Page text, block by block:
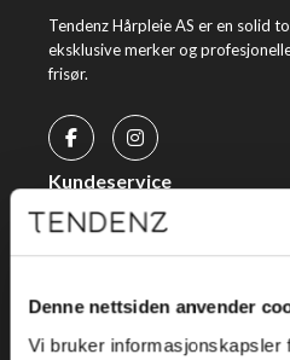
Denne nettsiden anvender
Vi bruker informasjonskapsler
Tendenz Hårpleie AS er en solid
eksklusive merker og
frisør.
Kundeservice
Kjøpsvilkår
Personvern
Holtegata 26, 0355 Oslo